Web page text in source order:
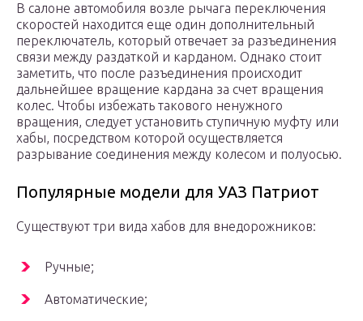
В салоне автомобиля возле рычага переключения
скоростей находится еще один дополнительный
переключатель, который отвечает за разъединения
связи между раздаткой и карданом. Однако стоит
заметить, что после разъединения происходит
дальнейшее вращение кардана за счет вращения
колес. Чтобы избежать такового ненужного
вращения, следует установить ступичную муфту или
хабы, посредством которой осуществляется
разрывание соединения между колесом и полуосью.
Популярные модели для УАЗ Патриот
Существуют три вида хабов для внедорожников:
Ручные;
Автоматические;